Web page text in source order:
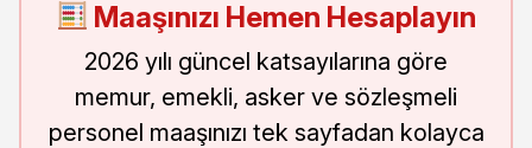
Maaşınızı Hemen Hesaplayın
2026 yılı güncel katsayılarına göre
memur, emekli, asker ve sözleşmeli
personel maaşınızı tek sayfadan kolayca